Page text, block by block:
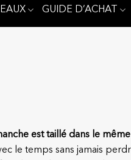
GUIDE D’ACHAT
est taillé dans le
le temps sans jamais